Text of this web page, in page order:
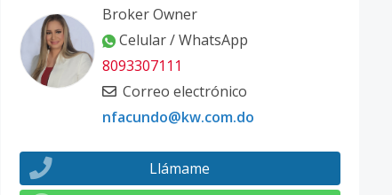
Broker Owner
Celular / WhatsApp
8093307111
Correo electrónico
nfacundo@kw.com.do
Llámame